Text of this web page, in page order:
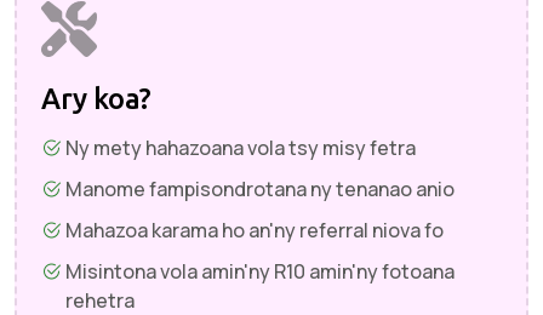
Ary koa?
Ny mety hahazoana vola tsy misy fetra
Manome fampisondrotana ny tenanao anio
Mahazoa karama ho an'ny referral niova fo
Misintona vola amin'ny R10 amin'ny fotoana
rehetra